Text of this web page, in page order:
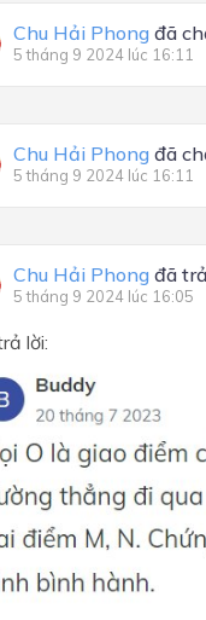
Chu Hải Phong đã
5 tháng 9 2024 lúc 16:11
Chu Hải Phong đã
5 tháng 9 2024 lúc 16:11
Chu Hải Phong đã
5 tháng 9 2024 lúc 16:05
lời: